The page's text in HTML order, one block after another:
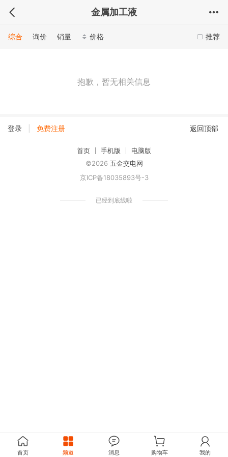
金属加工液
推荐
综合 询价 销量 价格
抱歉，暂无相关信息
登录 免费注册 返回顶部
首页 手机版
电脑版
©2026 五金交电网
京ICP备18035893号-3
已经到底线啦
首页 频道 消息 购物车 我的